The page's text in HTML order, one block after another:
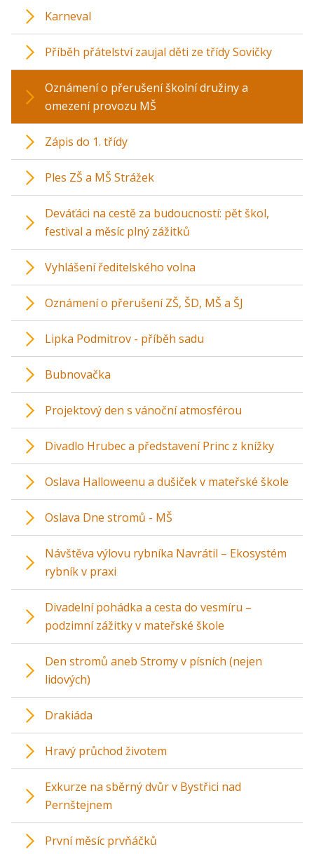
Karneval
Příběh přátelství zaujal děti ze třídy Sovičky
Oznámení o přerušení školní družiny a
omezení provozu MŠ
Zápis do 1. třídy
Ples ZŠ a MŠ Strážek
Deváťáci na cestě za budoucností: pět škol,
festival a měsíc plný zážitků
Vyhlášení ředitelského volna
Oznámení o přerušení ZŠ, ŠD, MŠ a ŠJ
Lipka Podmitrov - příběh sadu
Bubnovačka
Projektový den s vánoční atmosférou
Divadlo Hrubec a představení Princ z knížky
Oslava Halloweenu a dušiček v mateřské škole
Oslava Dne stromů - MŠ
Návštěva výlovu rybníka Navrátil – Ekosystém
rybník v praxi
Divadelní pohádka a cesta do vesmíru –
podzimní zážitky v mateřské škole
Den stromů aneb Stromy v písních (nejen
lidových)
Drakiáda
Hravý průchod životem
Exkurze na sběrný dvůr v Bystřici nad
Pernštejnem
První měsíc prvňáčků